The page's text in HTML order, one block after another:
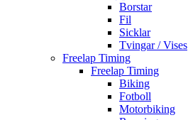
Borstar
Fil
Sicklar
Tvingar / Vises
Freelap Timing
Freelap Timing
Biking
Fotboll
Motorbiking